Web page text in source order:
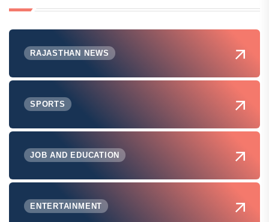
RAJASTHAN NEWS
SPORTS
JOB AND EDUCATION
ENTERTAINMENT